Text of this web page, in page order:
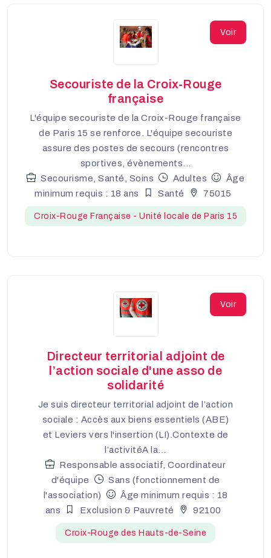
Voir
Secouriste de la Croix-Rouge
française
L'équipe secouriste de la Croix-Rouge française
de Paris 15 se renforce. L'équipe secouriste
assure des postes de secours (rencontres
sportives, évènements...
Secourisme, Santé, Soins
Adultes
Âge
minimum requis : 18 ans
Santé 75015
Croix-Rouge Française - Unité locale de Paris 15
Voir
Directeur territorial adjoint de
l’action sociale d'une asso de
solidarité
Je suis directeur territorial adjoint de l’action
sociale : Accès aux biens essentiels (ABE)
et Leviers vers l'insertion (LI).Contexte de
l’activitéA la...
Responsable associatif, Coordinateur
d'équipe
Sans (fonctionnement de
l'association)
Âge minimum requis : 18
ans
Exclusion & Pauvreté 92100
Croix-Rouge des Hauts-de-Seine